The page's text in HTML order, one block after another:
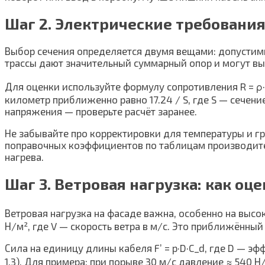
Шаг 2. Электрические
Выбор сечения определяется двумя вещами:
трассы дают значительный суммарный опор и могут
Для оценки используйте формулу сопротивления R =
километр приближенно равно 17.24 / S, где S —
напряжения — проверьте расчёт заранее.
Не забывайте про корректировки для температуры и
поправочных коэффициентов по таблицам
нагрева.
Шаг 3. Ветровая нагрузка: как
Ветровая нагрузка на фасаде важна, особенно на
Н/м², где V — скорость ветра в м/с. Это
Сила на единицу длины кабеля F’ = p·D·C_d, где D —
1.3). Для примера: при порыве 30 м/с давление ≈ 540